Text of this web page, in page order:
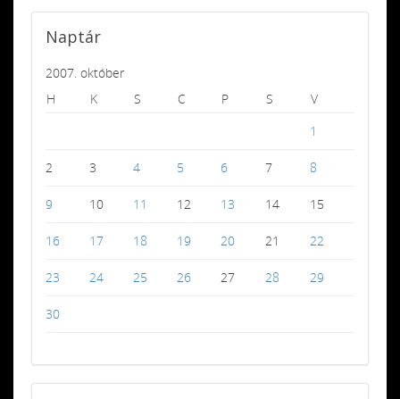
Naptár
2007. október
H
K S C P S
V
1
2 3 4 5 6 7 8
9 10 11 12 13 14 15
16 17 18 19 20 21 22
23 24 25 26 27 28 29
30